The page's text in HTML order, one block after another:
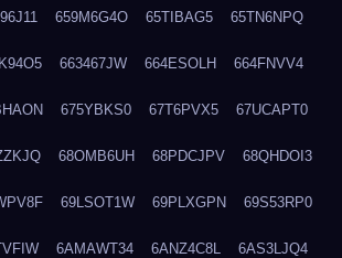
659M6G4O 65TIBAG5 65TN6NPQ
663467JW 664ESOLH 664FNVV4
675YBKS0 67T6PVX5 67UCAPT0
68OMB6UH 68PDCJPV 68QHDOI3
69LSOT1W 69PLXGPN 69S53RP0
6AMAWT34 6ANZ4C8L 6AS3LJQ4